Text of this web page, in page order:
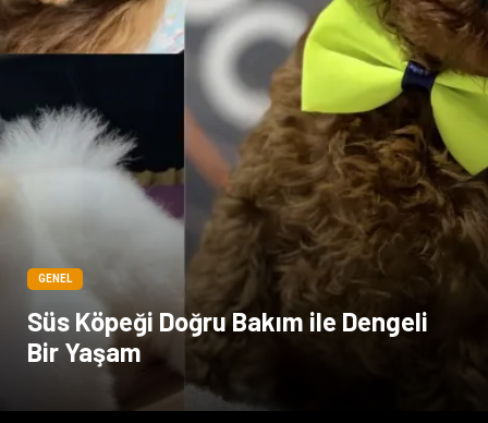
GENEL
Süs Köpeği Doğru Bakım ile Dengeli
Bir Yaşam